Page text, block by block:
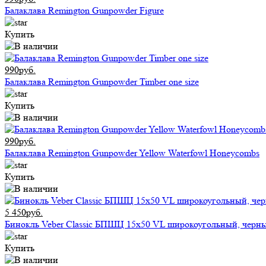
Балаклава Remington Gunpowder Figure
Купить
990руб.
Балаклава Remington Gunpowder Timber one size
Купить
990руб.
Балаклава Remington Gunpowder Yellow Waterfowl Honeycombs
Купить
5 450руб.
Бинокль Veber Classic БПШЦ 15x50 VL широкоугольный,
Купить